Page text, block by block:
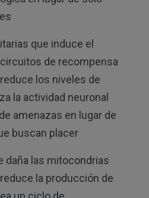
que induce el
de recompensa
los niveles de
la actividad neuronal
amenazas en lugar de
buscan placer
daña las mitocondrias
la producción de